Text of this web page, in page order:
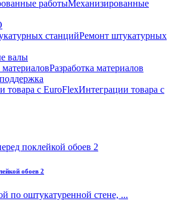
Механизированные
Ремонт штукатурных
валы
Разработка материалов
Интеграции товара с
обоев 2
по оштукатуренной стене, ...